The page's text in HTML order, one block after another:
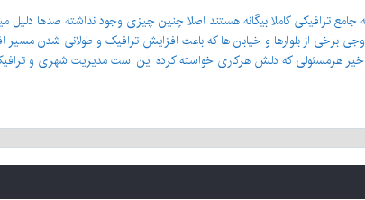
ترافیکی کاملا بیگانه هستند اصلا چنین چیزی وجود نداشته صدها دلیل
برخی از بلوارها و خیابان ها که باعث افزایش ترافیک و طولانی شدن
خیر هرمسئولی که دلش هرکاری خواسته کرده این است مدیریت شهری و